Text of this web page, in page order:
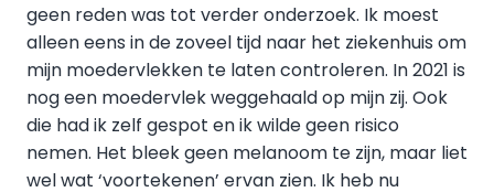
geen reden was tot verder onderzoek. Ik moest
alleen eens in de zoveel tijd naar het ziekenhuis om
mijn moedervlekken te laten controleren. In 2021 is
nog een moedervlek weggehaald op mijn zij. Ook
die had ik zelf gespot en ik wilde geen risico
nemen. Het bleek geen melanoom te zijn, maar liet
wel wat ‘voortekenen’ ervan zien. Ik heb nu